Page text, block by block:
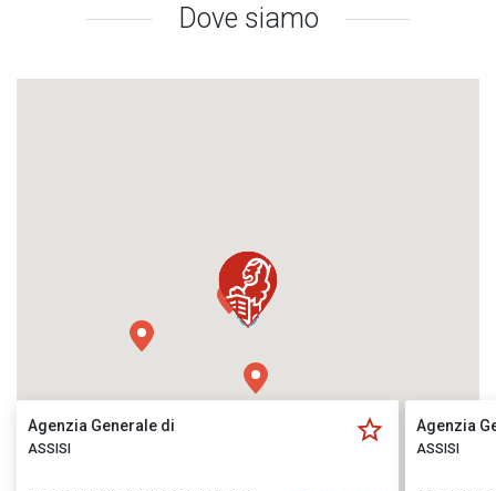
Dove siamo
Agenzia Generale di
ASSISI
Agenzia
ASSISI